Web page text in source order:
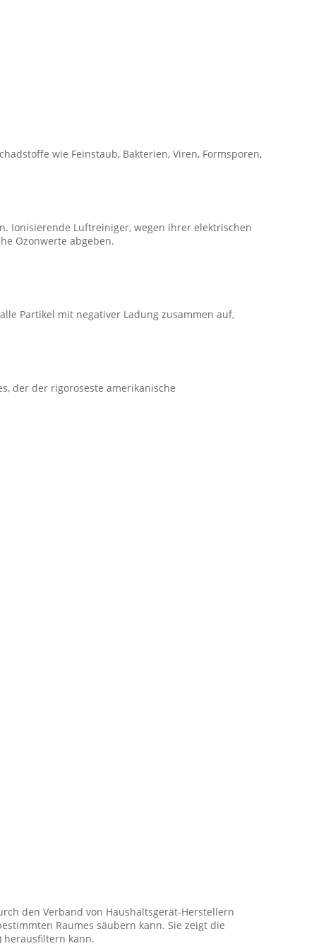
wie Feinstaub, Bakterien, Viren, Formsporen,
Ionisierende Luftreiniger, wegen ihrer elektrischen
Ozonwerte abgeben.
Partikel mit negativer Ladung zusammen auf,
der der rigoroseste amerikanische
den Verband von Haushaltsgerät-Herstellern
Raumes säubern kann. Sie zeigt die
herausfiltern kann.